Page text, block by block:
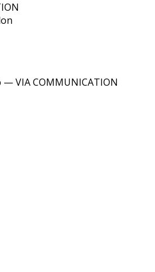
VIA COMMUNICATION